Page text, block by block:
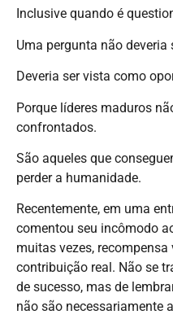
Inclusive quando é
Uma pergunta não
Deveria ser vista como
Porque líderes maduros
confrontados.
São aqueles que
perder a humanidade.
Recentemente, em uma
comentou seu incômodo
muitas vezes,
contribuição real. Não se
de sucesso, mas de
não são necessariamente